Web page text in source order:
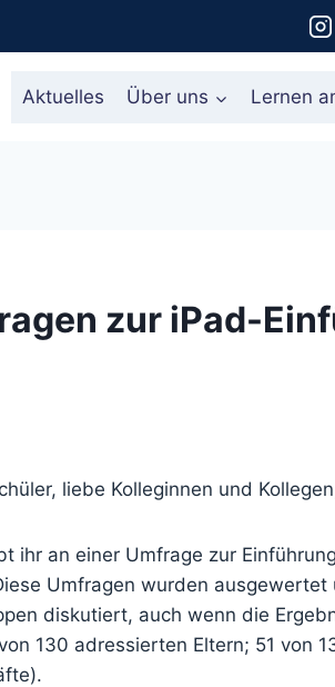
Aktuelles Über uns Lernen
zur iPad-
liebe Kolleginnen und
ihr an einer Umfrage zur
Umfragen wurden ausgewertet
diskutiert, auch wenn die
130 adressierten Eltern; 51 von